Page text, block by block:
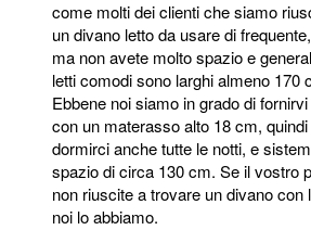
come molti dei clienti che siamo
un divano letto da usare di
ma non avete molto spazio e
letti comodi sono larghi almeno 170
Ebbene noi siamo in grado di
con un materasso alto 18 cm,
dormirci anche tutte le notti, e
spazio di circa 130 cm. Se il vostro
non riuscite a trovare un divano con
noi lo abbiamo.